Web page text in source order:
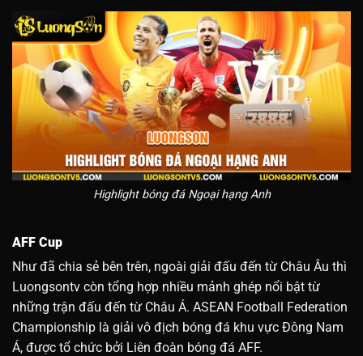
Highlight bóng đá Ngoại hạng Anh
AFF Cup
Như đã chia sẻ bên trên, ngoài giải đấu đến từ Châu Âu thì
Luongsontv còn tổng hợp nhiều mảnh ghép nổi bật từ
những trận đấu đến từ Châu Á. ASEAN Football Federation
Championship là giải vô địch bóng đá khu vực Đông Nam
Á, được tổ chức bởi Liên đoàn bóng đá AFF.